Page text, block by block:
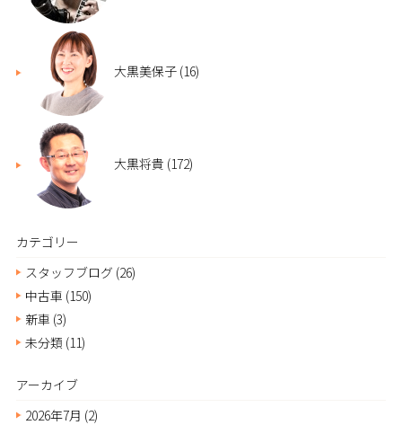
大黒美保子 (16)
大黒将貴 (172)
カテゴリー
スタッフブログ (26)
中古車 (150)
新車 (3)
未分類 (11)
アーカイブ
2026年7月 (2)